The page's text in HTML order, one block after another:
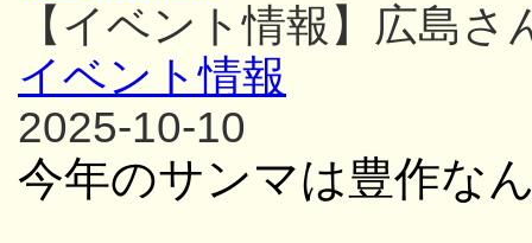
【イベント情報】広島さ
イベント情報
2025-10-10
今年のサンマは豊作な